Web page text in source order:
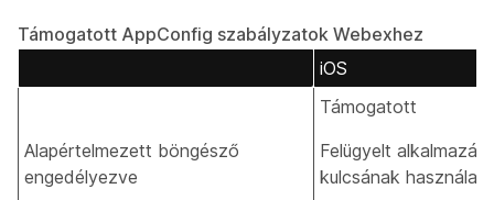
Támogatott AppConfig szabályzatok Webexhez
iOS
Alapértelmezett böngésző
engedélyezve
Támogatott
Felügyelt
kulcsának használata